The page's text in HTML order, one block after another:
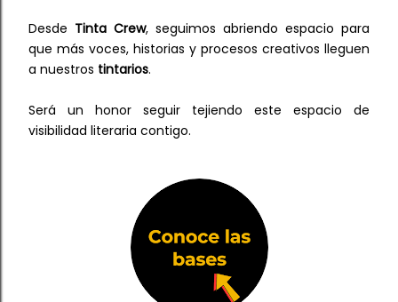
Desde Tinta Crew, seguimos abriendo espacio para
que más voces, historias y procesos creativos lleguen
a nuestros tintarios.
Será un honor seguir tejiendo este espacio de
visibilidad literaria contigo.